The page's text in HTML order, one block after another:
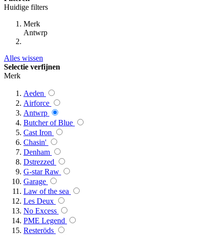
Huidige filters
Merk
Antwrp
Alles wissen
Selectie verfijnen
Merk
Aeden
Airforce
Antwrp
Butcher of Blue
Cast Iron
Chasin'
Denham
Dstrezzed
G-star Raw
Garage
Law of the sea
Les Deux
No Excess
PME Legend
Resteröds